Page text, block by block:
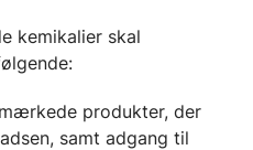
kemikalier skal
produkter, der
samt adgang til